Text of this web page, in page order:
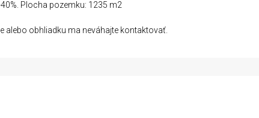
Plocha pozemku: 1235 m2
alebo obhliadku ma neváhajte kontaktovať.